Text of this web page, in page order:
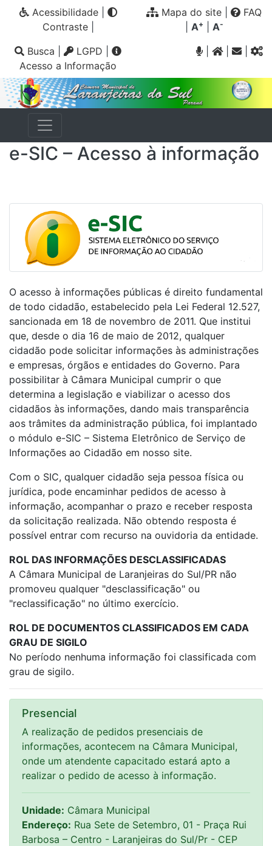
Acessibilidade|
Contraste|
Mapa do site
FAQ
A+ A-
Busca LGPD
Acesso a Informação
|
e-SIC – Acesso à informação
O acesso à informações públicas é direito fundamental
de todo cidadão, estabelecido pela Lei Federal 12.527,
sancionada em 18 de novembro de 2011. Que institui
que, desde o dia 16 de maio de 2012, qualquer
cidadão pode solicitar informações às administrações
e empresas, órgãos e entidades do Governo. Para
possibilitar à Câmara Municipal cumprir o que
determina a legislação e viabilizar o acesso dos
cidadãos às informações, dando mais transparência
aos trâmites da administração pública, foi implantado
o módulo e-SIC – Sistema Eletrônico de Serviço de
Informações ao Cidadão em nosso site.
Com o SIC, qualquer cidadão seja pessoa física ou
jurídica, pode encaminhar pedidos de acesso à
informação, acompanhar o prazo e receber resposta
da solicitação realizada. Não obtendo resposta é
possível entrar com recurso na ouvidoria da entidade.
ROL DAS INFORMAÇÕES DESCLASSIFICADAS
A Câmara Municipal de Laranjeiras do Sul/PR não
promoveu qualquer "desclassificação" ou
"reclassificação" no último exercício.
ROL DE DOCUMENTOS CLASSIFICADOS EM CADA
GRAU DE SIGILO
No período nenhuma informação foi classificada com
grau de sigilo.
Presencial
A realização de pedidos presenciais de
informações, acontecem na Câmara Municipal,
onde um atendente capacitado estará apto a
realizar o pedido de acesso à informação.
Unidade: Câmara Municipal
Endereço: Rua Sete de Setembro, 01 - Praça Rui
Barbosa – Centro - Laranjeiras do Sul/Pr - CEP